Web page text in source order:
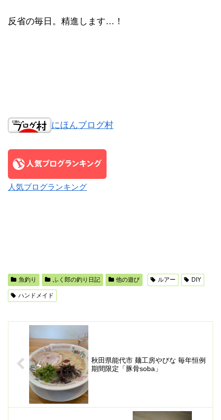
反省の毎日。精進します…！
にほんブログ村
人気ブログランキング
魚釣り ふく郎の釣り日記 他の遊び ルアー DIY
ハンドメイド
秋田県能代市 麺工房やびな 毎年恒例
期間限定「豚骨soba」